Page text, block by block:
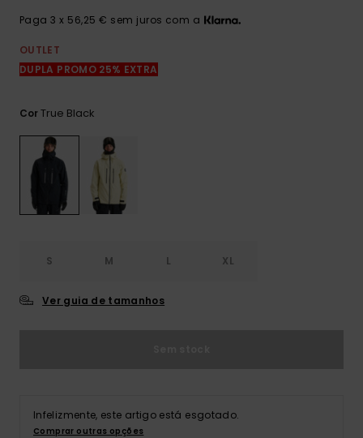
Consultar
Paga 3 x 56,25 € sem juros com a
OUTLET
DUPLA PROMO 25% EXTRA
CorTrue Black
S M L XL
Ver guia de tamanhos
Infelizmente, este artigo está esgotado.
Comprar outras opções